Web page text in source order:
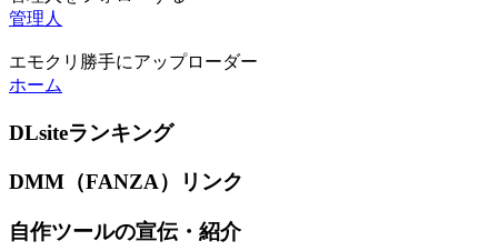
管理人
エモクリ勝手にアップローダー
ホーム
DLsiteランキング
DMM（FANZA）リンク
自作ツールの宣伝・紹介